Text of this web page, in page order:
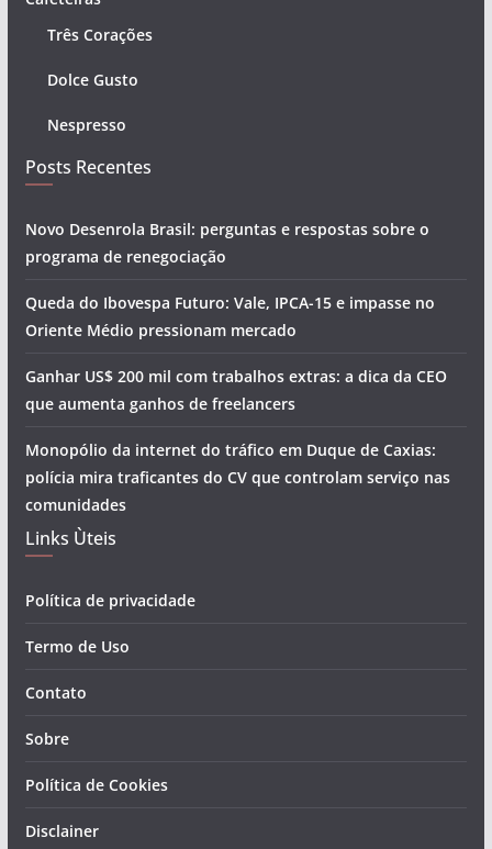
Três Corações
Dolce Gusto
Nespresso
Posts Recentes
Novo Desenrola Brasil: perguntas e respostas sobre o
programa de renegociação
Queda do Ibovespa Futuro: Vale, IPCA-15 e impasse no
Oriente Médio pressionam mercado
Ganhar US$ 200 mil com trabalhos extras: a dica da CEO
que aumenta ganhos de freelancers
Monopólio da internet do tráfico em Duque de Caxias:
polícia mira traficantes do CV que controlam serviço nas
comunidades
Links Ùteis
Política de privacidade
Termo de Uso
Contato
Sobre
Política de Cookies
Disclainer